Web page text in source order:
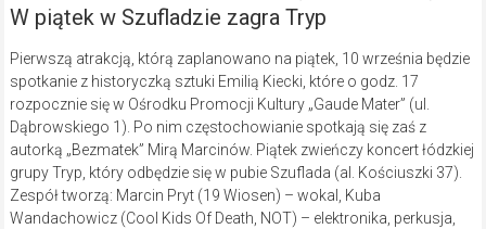
W piątek w Szufladzie zagra Tryp
Pierwszą atrakcją, którą zaplanowano na piątek, 10 września będzie
spotkanie z historyczką sztuki Emilią Kiecki, które o godz. 17
rozpocznie się w Ośrodku Promocji Kultury „Gaude Mater” (ul.
Dąbrowskiego 1). Po nim częstochowianie spotkają się zaś z
autorką „Bezmatek” Mirą Marcinów. Piątek zwieńczy koncert łódzkiej
grupy Tryp, który odbędzie się w pubie Szuflada (al. Kościuszki 37).
Zespół tworzą: Marcin Pryt (19 Wiosen) – wokal, Kuba
Wandachowicz (Cool Kids Of Death, NOT) – elektronika, perkusja,